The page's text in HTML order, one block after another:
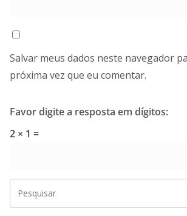
Salvar meus dados neste navegador
próxima vez que eu comentar.
Favor digite a resposta em dígitos:
2 × 1 =